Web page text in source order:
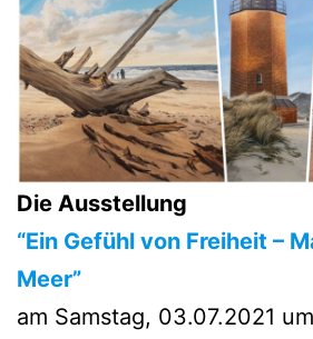
Die Ausstellung
“Ein Gefühl von Freiheit –
Meer”
am Samstag, 03.07.2021